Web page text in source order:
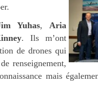
Yuhas, Aria
. Ils m’ont
de drones qui
renseignement,
mais